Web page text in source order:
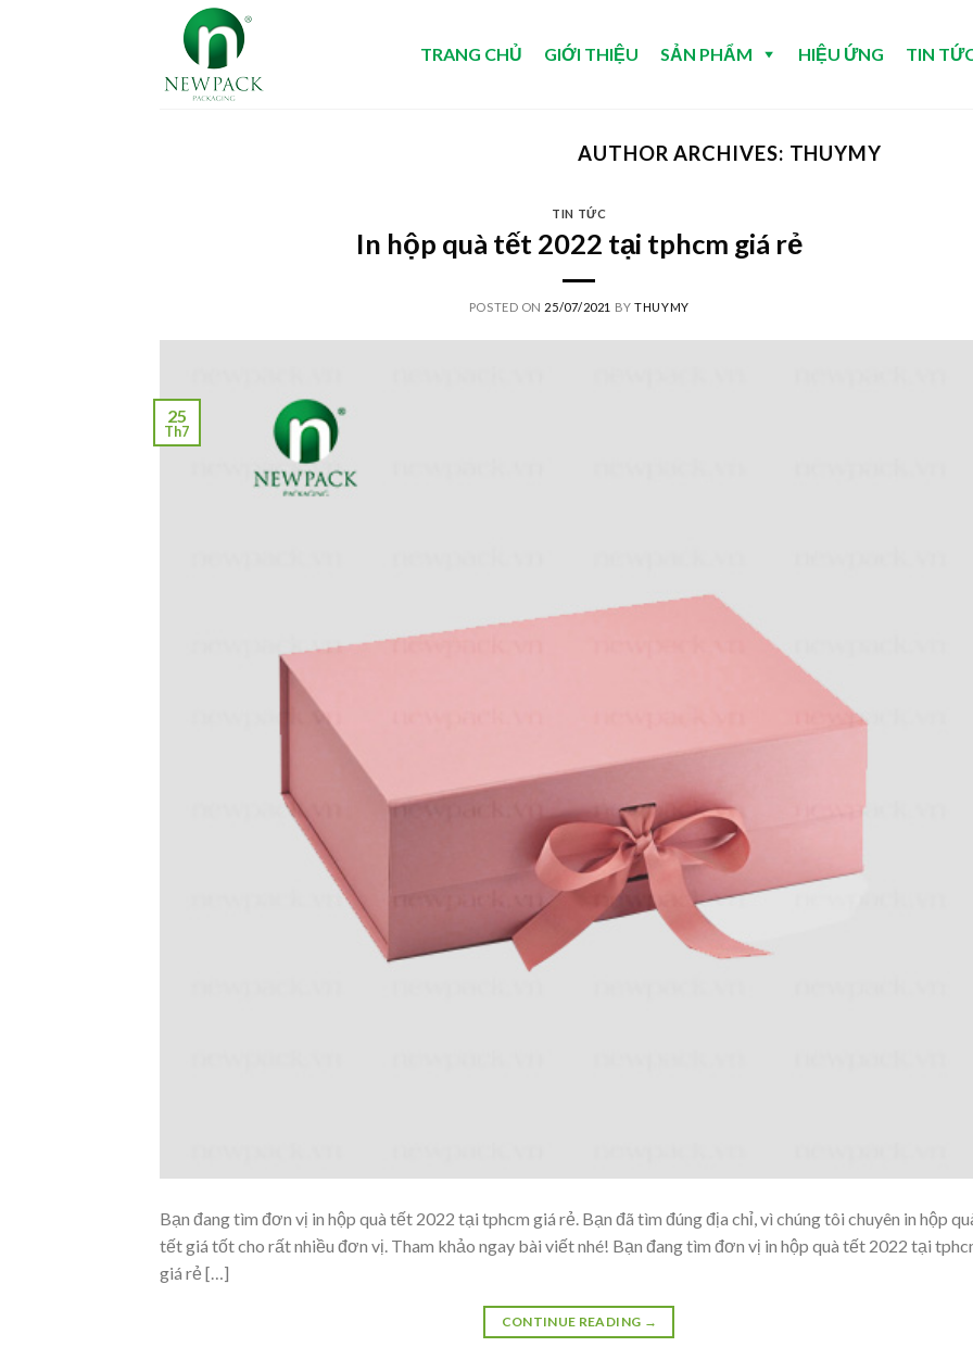
TRANG CHỦ GIỚI THIỆU SẢN PHẨM HIỆU ỨNG TIN
AUTHOR ARCHIVES: THUYMY
TIN TỨC
In hộp quà tết 2022 tại tphcm giá rẻ
POSTED ON 25/07/2021 BYTHUYMY
25
Th7
Bạn đang tìm đơn vị in hộp quà tết 2022 tại tphcm giá rẻ. Bạn đã tìm đúng địa chỉ, vì chúng tôi chuyên in hộp
tết giá tốt cho rất nhiều đơn vị. Tham khảo ngay bài viết nhé! Bạn đang tìm đơn vị in hộp quà tết 2022 tại
giá rẻ […]
CONTINUE READING →